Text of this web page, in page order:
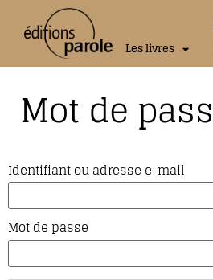
Les livres
Mot de
Identifiant ou adresse e-mail
Mot de passe